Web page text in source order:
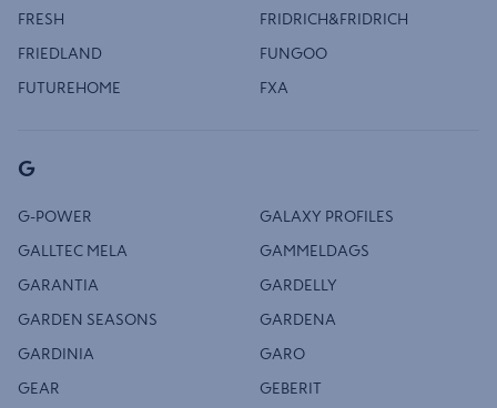
FRESH FRIDRICH&FRIDRICH
FRIEDLAND FUNGOO
FUTUREHOME FXA
G
G-POWER GALAXY PROFILES
GALLTEC MELA GAMMELDAGS
GARANTIA GARDELLY
GARDEN SEASONS GARDENA
GARDINIA GARO
GEAR GEBERIT